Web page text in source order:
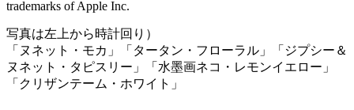
trademarks of Apple Inc.
写真は左上から時計回り）
「ヌネット・モカ」「タータン・フローラル」「ジプシー＆
ヌネット・タピスリー」「水墨画ネコ・レモンイエロー」
「クリザンテーム・ホワイト」